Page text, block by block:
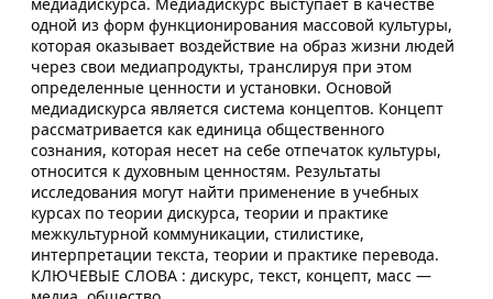
одной из форм функционирования массовой культуры,
которая оказывает воздействие на образ жизни людей
через свои медиапродукты, транслируя при этом
определенные ценности и установки. Основой
медиадискурса является система концептов. Концепт
рассматривается как единица общественного
сознания, которая несет на себе отпечаток культуры,
относится к духовным ценностям. Результаты
исследования могут найти применение в учебных
курсах по теории дискурса, теории и практике
межкультурной коммуникации, стилистике,
интерпретации текста, теории и практике перевода.
КЛЮЧЕВЫЕ СЛОВА : дискурс, текст, концепт, масс —